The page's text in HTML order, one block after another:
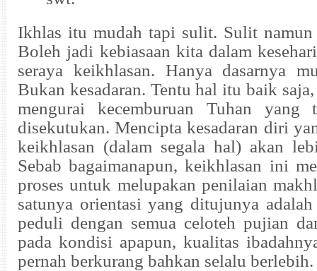
Ikhlas itu mudah tapi sulit. Sulit namun
Boleh jadi kebiasaan kita dalam
seraya keikhlasan. Hanya dasarnya
Bukan kesadaran. Tentu hal itu baik
mengurai kecemburuan Tuhan
disekutukan. Mencipta kesadaran diri
keikhlasan (dalam segala hal) akan
Sebab bagaimanapun, keikhlasan ini
proses untuk melupakan penilaian
satunya orientasi yang ditujunya
peduli dengan semua celoteh pujian
pada kondisi apapun, kualitas
pernah berkurang bahkan selalu berlebih.